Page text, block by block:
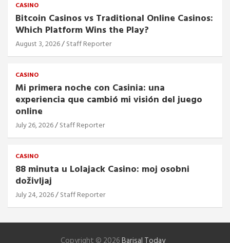
CASINO
Bitcoin Casinos vs Traditional Online Casinos:
Which Platform Wins the Play?
August 3, 2026 Staff Reporter
CASINO
Mi primera noche con Casinia: una
experiencia que cambió mi visión del juego
online
July 26, 2026 Staff Reporter
CASINO
88 minuta u Lolajack Casino: moj osobni
doživljaj
July 24, 2026 Staff Reporter